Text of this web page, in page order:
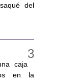
del
caja
en la